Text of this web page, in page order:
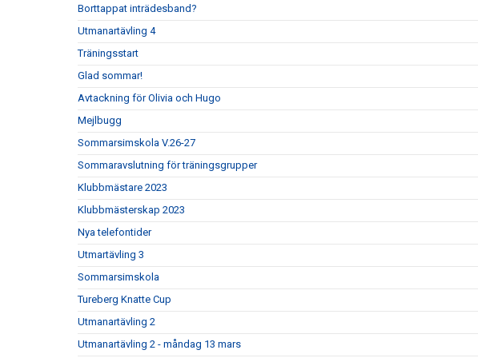
Borttappat inträdesband?
Utmanartävling 4
Träningsstart
Glad sommar!
Avtackning för Olivia och Hugo
Mejlbugg
Sommarsimskola V.26-27
Sommaravslutning för träningsgrupper
Klubbmästare 2023
Klubbmästerskap 2023
Nya telefontider
Utmartävling 3
Sommarsimskola
Tureberg Knatte Cup
Utmanartävling 2
Utmanartävling 2 - måndag 13 mars